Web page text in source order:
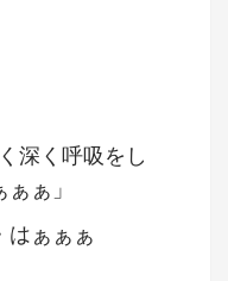
深く呼吸をし
ぁ」
はぁぁぁ